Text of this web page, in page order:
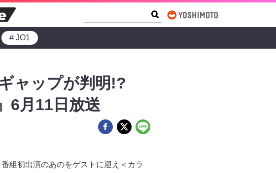
# JO1
ャップが判明!?
6月11日放送
組初出演のあのをゲストに迎え＜カラ